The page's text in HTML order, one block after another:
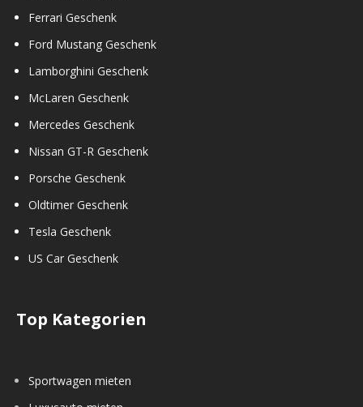
Ferrari Geschenk
Ford Mustang Geschenk
Lamborghini Geschenk
McLaren Geschenk
Mercedes Geschenk
Nissan GT-R Geschenk
Porsche Geschenk
Oldtimer Geschenk
Tesla Geschenk
US Car Geschenk
Top Kategorien
Sportwagen mieten